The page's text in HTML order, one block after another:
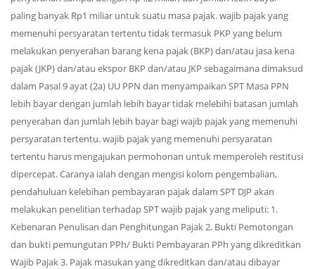
paling banyak Rp1 miliar untuk suatu masa pajak. wajib pajak yang
memenuhi persyaratan tertentu tidak termasuk PKP yang belum
melakukan penyerahan barang kena pajak (BKP) dan/atau jasa kena
pajak (JKP) dan/atau ekspor BKP dan/atau JKP sebagaimana dimaksud
dalam Pasal 9 ayat (2a) UU PPN dan menyampaikan SPT Masa PPN
lebih bayar dengan jumlah lebih bayar tidak melebihi batasan jumlah
penyerahan dan jumlah lebih bayar bagi wajib pajak yang memenuhi
persyaratan tertentu. wajib pajak yang memenuhi persyaratan
tertentu harus mengajukan permohonan untuk memperoleh restitusi
dipercepat. Caranya ialah dengan mengisi kolom pengembalian,
pendahuluan kelebihan pembayaran pajak dalam SPT DJP akan
melakukan penelitian terhadap SPT wajib pajak yang meliputi: 1.
Kebenaran Penulisan dan Penghitungan Pajak 2. Bukti Pemotongan
dan bukti pemungutan PPh/ Bukti Pembayaran PPh yang dikreditkan
Wajib Pajak 3. Pajak masukan yang dikreditkan dan/atau dibayar